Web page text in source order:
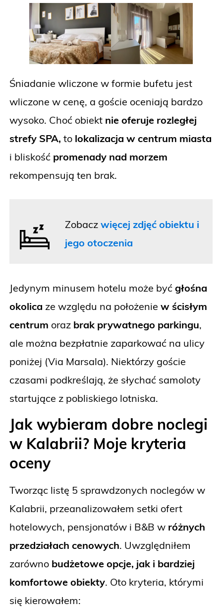
Śniadanie wliczone w formie bufetu jest
wliczone w cenę, a goście oceniają bardzo
wysoko. Choć obiekt nie oferuje rozległej
strefy SPA, to lokalizacja w centrum miasta
i bliskość promenady nad morzem
rekompensują ten brak.
Zobaczwięcej zdjęć obiektu i
jego otoczenia
Jedynym minusem hotelu może być głośna
okolica ze względu na położenie w ścisłym
centrum oraz brak prywatnego parkingu,
ale można bezpłatnie zaparkować na ulicy
poniżej (Via Marsala). Niektórzy goście
czasami podkreślają, że słychać samoloty
startujące z pobliskiego lotniska.
Jak wybieram dobre noclegi
w Kalabrii? Moje kryteria
oceny
Tworząc listę 5 sprawdzonych noclegów w
Kalabrii, przeanalizowałem setki ofert
hotelowych, pensjonatów i B&B w różnych
przedziałach cenowych. Uwzględniłem
zarówno budżetowe opcje, jak i bardziej
komfortowe obiekty. Oto kryteria, którymi
się kierowałem: